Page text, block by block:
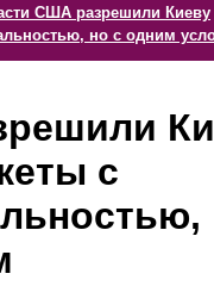
США разрешили Киеву
но с одним
с